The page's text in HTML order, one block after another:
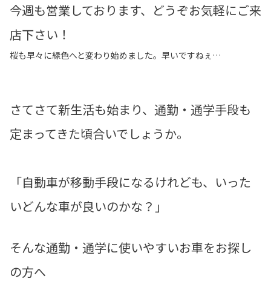
今週も営業しております、どうぞお気軽にご来
店下さい！
桜も早々に緑色へと変わり始めました。早いですねぇ…
さてさて新生活も始まり、通勤・通学手段も
定まってきた頃合いでしょうか。
「自動車が移動手段になるけれども、いった
いどんな車が良いのかな？」
そんな通勤・通学に使いやすいお車をお探し
の方へ